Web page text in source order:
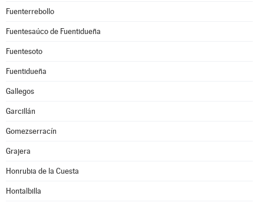
Fuenterrebollo
Fuentesaúco de Fuentidueña
Fuentesoto
Fuentidueña
Gallegos
Garcillán
Gomezserracín
Grajera
Honrubia de la Cuesta
Hontalbilla